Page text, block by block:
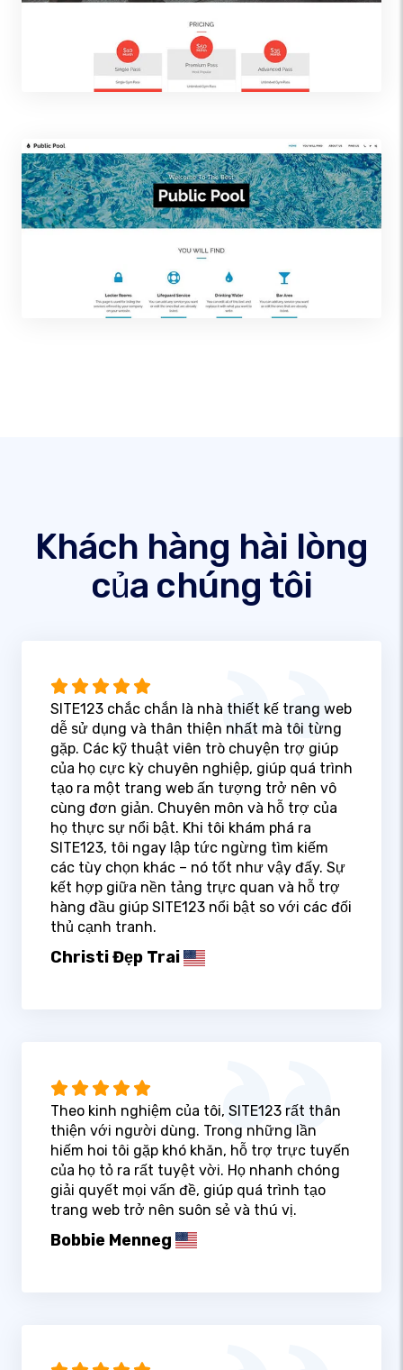
Khách hàng hài lòng
của chúng tôi
SITE123 chắc chắn là nhà thiết kế trang web
dễ sử dụng và thân thiện nhất mà tôi từng
gặp. Các kỹ thuật viên trò chuyện trợ giúp
của họ cực kỳ chuyên nghiệp, giúp quá trình
tạo ra một trang web ấn tượng trở nên vô
cùng đơn giản. Chuyên môn và hỗ trợ của
họ thực sự nổi bật. Khi tôi khám phá ra
SITE123, tôi ngay lập tức ngừng tìm kiếm
các tùy chọn khác – nó tốt như vậy đấy. Sự
kết hợp giữa nền tảng trực quan và hỗ trợ
hàng đầu giúp SITE123 nổi bật so với các đối
thủ cạnh tranh.
Christi Đẹp Trai
Theo kinh nghiệm của tôi, SITE123 rất thân
thiện với người dùng. Trong những lần
hiếm hoi tôi gặp khó khăn, hỗ trợ trực tuyến
của họ tỏ ra rất tuyệt vời. Họ nhanh chóng
giải quyết mọi vấn đề, giúp quá trình tạo
trang web trở nên suôn sẻ và thú vị.
Bobbie Menneg